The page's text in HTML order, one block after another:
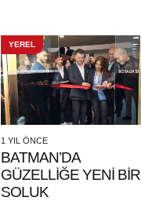
YEREL
1 YIL ÖNCE
BATMAN’DA
GÜZELLİĞE YENİ BİR
SOLUK